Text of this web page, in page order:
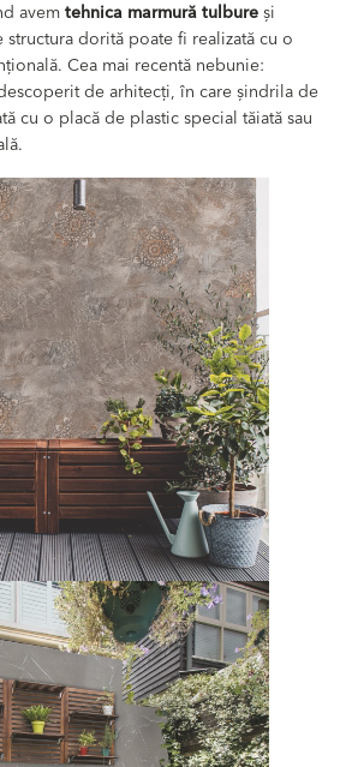
avemtehnica marmură tulbureși
structura dorită poate fi realizată cu o
Cea mai recentă nebunie:
de arhitecți, în care șindrila de
cu o placă de plastic special tăiată sau